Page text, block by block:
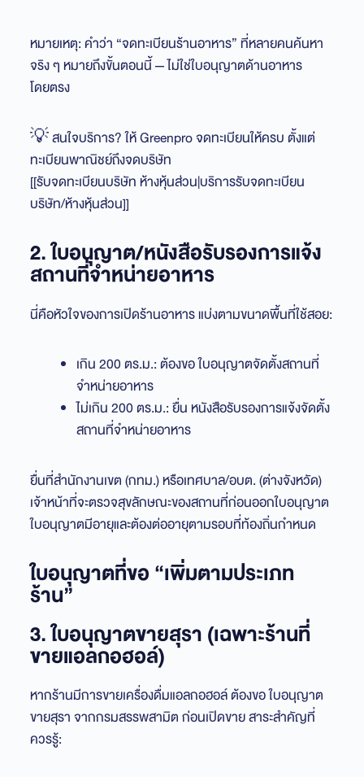
หมายเหตุ: คำว่า “จดทะเบียนร้านอาหาร” ที่หลายคนค้นหา
จริง ๆ หมายถึงขั้นตอนนี้ — ไม่ใช่ใบอนุญาตด้านอาหาร
โดยตรง
💡 สนใจบริการ? ให้ Greenpro จดทะเบียนให้ครบ ตั้งแต่
ทะเบียนพาณิชย์ถึงจดบริษัท
[[รับจดทะเบียนบริษัท ห้างหุ้นส่วน|บริการรับจดทะเบียน
บริษัท/ห้างหุ้นส่วน]]
2. ใบอนุญาต/หนังสือรับรองการแจ้ง
สถานที่จำหน่ายอาหาร
นี่คือหัวใจของการเปิดร้านอาหาร แบ่งตามขนาดพื้นที่ใช้สอย:
เกิน 200 ตร.ม.: ต้องขอ ใบอนุญาตจัดตั้งสถานที่
จำหน่ายอาหาร
ไม่เกิน 200 ตร.ม.: ยื่น หนังสือรับรองการแจ้งจัดตั้ง
สถานที่จำหน่ายอาหาร
ยื่นที่สำนักงานเขต (กทม.) หรือเทศบาล/อบต. (ต่างจังหวัด)
เจ้าหน้าที่จะตรวจสุขลักษณะของสถานที่ก่อนออกใบอนุญาต
ใบอนุญาตมีอายุและต้องต่ออายุตามรอบที่ท้องถิ่นกำหนด
ใบอนุญาตที่ขอ “เพิ่มตามประเภท
ร้าน”
3. ใบอนุญาตขายสุรา (เฉพาะร้านที่
ขายแอลกอฮอล์)
หากร้านมีการขายเครื่องดื่มแอลกอฮอล์ ต้องขอ ใบอนุญาต
ขายสุรา จากกรมสรรพสามิต ก่อนเปิดขาย สาระสำคัญที่
ควรรู้: